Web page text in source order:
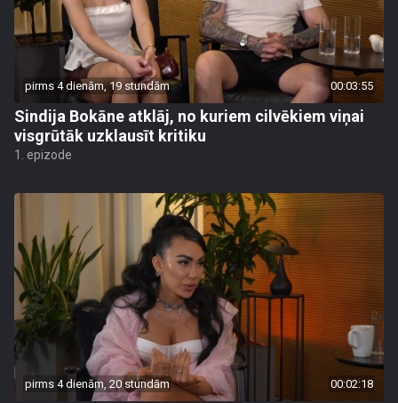
pirms 4 dienām, 19 stundām 00:03:55
Sindija Bokāne atklāj, no kuriem cilvēkiem viņai
visgrūtāk uzklausīt kritiku
1. epizode
pirms 4 dienām, 20 stundām 00:02:18